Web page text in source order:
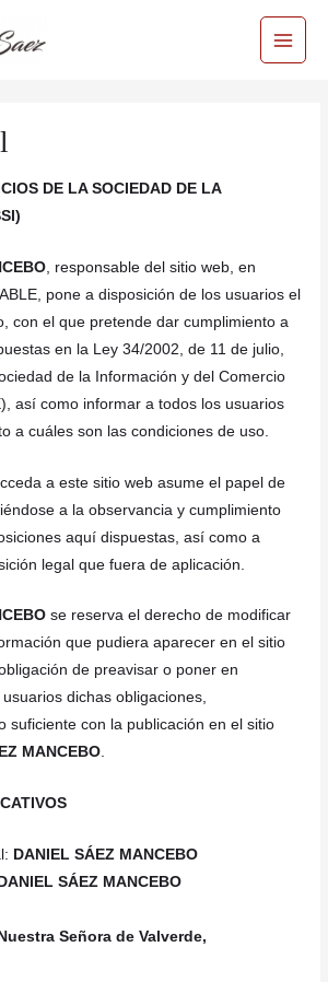
Main
DE LA SOCIEDAD DE LA
, responsable del sitio web, en
pone a disposición de los usuarios el
con el que pretende dar cumplimiento a
en la Ley 34/2002, de 11 de julio,
de la Información y del Comercio
así como informar a todos los usuarios
a cuáles son las condiciones de uso.
a este sitio web asume el papel de
a la observancia y cumplimiento
aquí dispuestas, así como a
legal que fuera de aplicación.
se reserva el derecho de modificar
que pudiera aparecer en el sitio
de preavisar o poner en
dichas obligaciones,
suficiente con la publicación en el sitio
MANCEBO.
DANIEL SÁEZ MANCEBO
DANIEL SÁEZ MANCEBO
Señora de Valverde,